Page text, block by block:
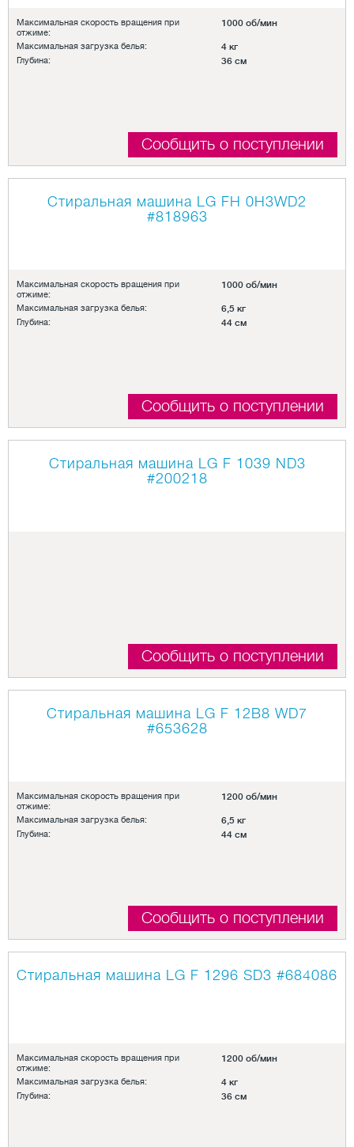
Максимальная скорость вращения при
отжиме:
1000 об/мин
Максимальная загрузка белья: 4 кг
Глубина: 36 см
Сообщить о поступлении
Стиральная машина LG FH 0H3WD2
#818963
Максимальная скорость вращения при
отжиме:
1000 об/мин
Максимальная загрузка белья: 6,5 кг
Глубина: 44 см
Сообщить о поступлении
Стиральная машина LG F 1039 ND3
#200218
Сообщить о поступлении
Стиральная машина LG F 12B8 WD7
#653628
Максимальная скорость вращения при
отжиме:
1200 об/мин
Максимальная загрузка белья: 6,5 кг
Глубина: 44 см
Сообщить о поступлении
Стиральная машина LG F 1296 SD3 #684086
Максимальная скорость вращения при
отжиме:
1200 об/мин
Максимальная загрузка белья: 4 кг
Глубина: 36 см